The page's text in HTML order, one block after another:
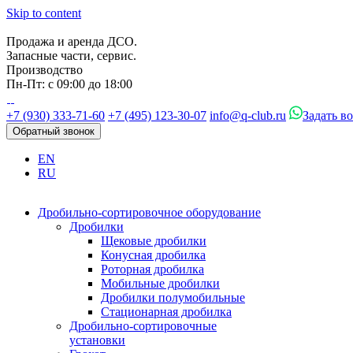
Skip to content
Продажа и аренда ДСО.
Запасные части, сервис.
Производство
Пн-Пт: с 09:00 до 18:00
+7 (930) 333-71-60 +7 (495) 123-30-07 info@q-club.ru Задать
Обратный звонок
EN
RU
Дробильно-сортировочное оборудование
Дробилки
Щековые дробилки
Конусная дробилка
Роторная дробилка
Мобильные дробилки
Дробилки полумобильные
Стационарная дробилка
Дробильно-сортировочные
установки